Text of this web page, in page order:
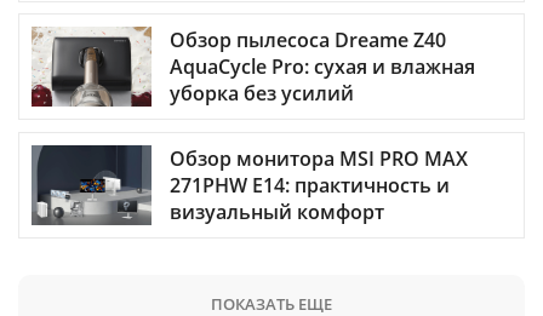
Обзор пылесоса Dreame Z40
AquaCycle Pro: сухая и влажная
уборка без усилий
Обзор монитора MSI PRO MAX
271PHW E14: практичность и
визуальный комфорт
ПОКАЗАТЬ ЕЩЕ